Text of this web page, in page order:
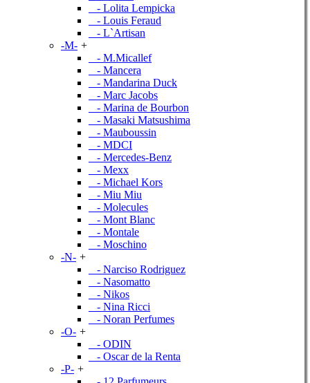
- Lolita Lempicka
- Louis Feraud
- L`Artisan
-M- +
- M.Micallef
- Mancera
- Mandarina Duck
- Marc Jacobs
- Marina de Bourbon
- Masaki Matsushima
- Mauboussin
- MDCI
- Mercedes-Benz
- Mexx
- Michael Kors
- Miu Miu
- Molecules
- Mont Blanc
- Montale
- Moschino
-N- +
- Narciso Rodriguez
- Nasomatto
- Nikos
- Nina Ricci
- Noran Perfumes
-O- +
- ODIN
- Oscar de la Renta
-P- +